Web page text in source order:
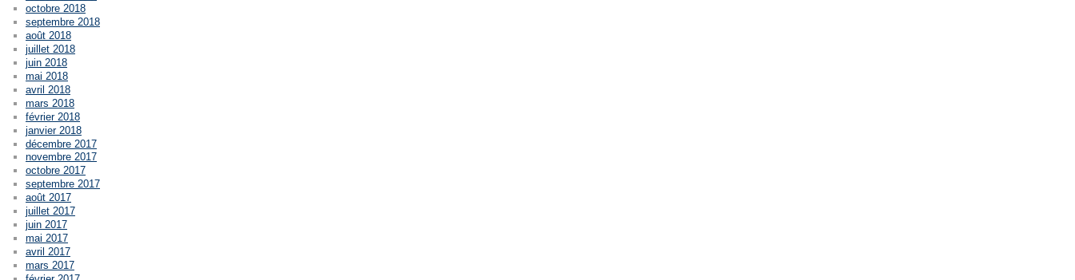
octobre 2018
septembre 2018
août 2018
juillet 2018
juin 2018
mai 2018
avril 2018
mars 2018
février 2018
janvier 2018
décembre 2017
novembre 2017
octobre 2017
septembre 2017
août 2017
juillet 2017
juin 2017
mai 2017
avril 2017
mars 2017